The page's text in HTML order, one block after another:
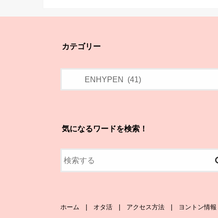
カテゴリー
気になるワードを検索！
ホーム オタ活 アクセス方法 ヨントン情報